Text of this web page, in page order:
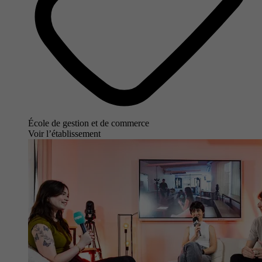
École de gestion et de commerce
Voir l’établissement